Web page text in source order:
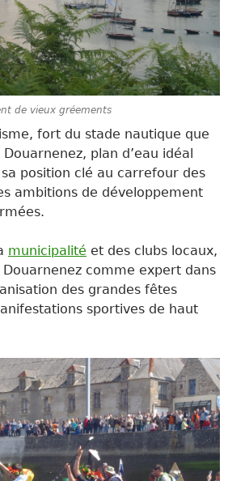
de vieux gréements
fort du stade nautique que
plan d’eau idéal
position clé au carrefour des
ambitions de développement
municipalité et des clubs locaux,
comme expert dans
des grandes fêtes
sportives de haut